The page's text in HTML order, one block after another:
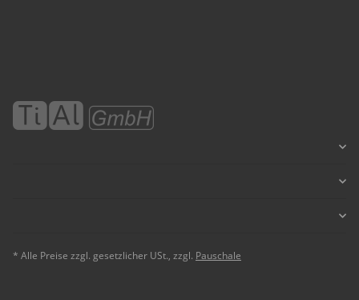
* Alle Preise zzgl. gesetzlicher USt., zzgl. Pauschale